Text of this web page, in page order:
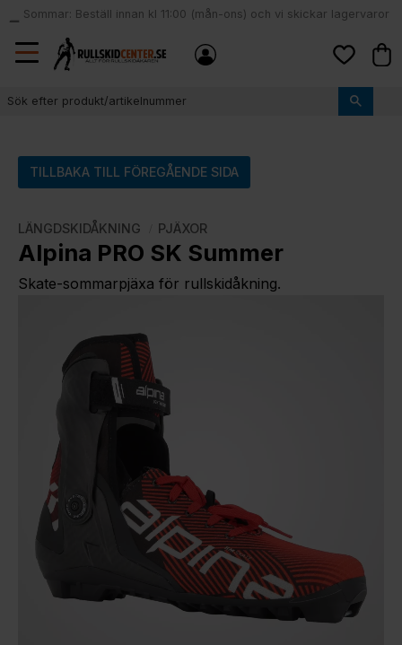
Meny
local_shipping
Sommar: Beställ innan kl 11:00 (mån-ons) och vi skickar lagervaror
samma dag
TILLBAKA TILL FÖREGÅENDE SIDA
LÄNGDSKIDÅKNING PJÄXOR
Alpina PRO SK Summer
Skate-sommarpjäxa för rullskidåkning.